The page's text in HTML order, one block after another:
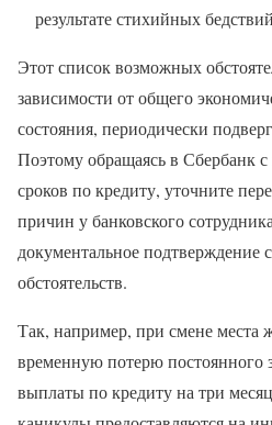
результате стихийных
Этот список возможных
зависимости от общего
состояния, периодически
Поэтому обращаясь в Сбербанк
сроков по кредиту, уточните
причин у банковского
документальное
обстоятельств.
Так, например, при смене места
временную потерю постоянного
выплаты по кредиту на три